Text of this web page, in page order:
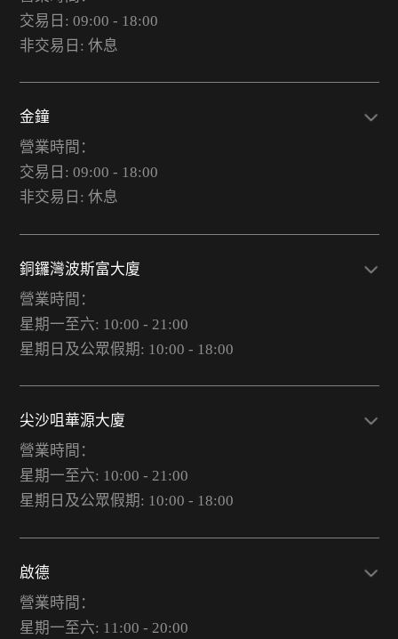
交易日: 09:00 - 18:00
非交易日: 休息
金鐘
營業時間：
交易日: 09:00 - 18:00
非交易日: 休息
銅鑼灣波斯富大廈
營業時間：
星期一至六: 10:00 - 21:00
星期日及公眾假期: 10:00 - 18:00
尖沙咀華源大廈
營業時間：
星期一至六: 10:00 - 21:00
星期日及公眾假期: 10:00 - 18:00
啟德
營業時間：
星期一至六: 11:00 - 20:00